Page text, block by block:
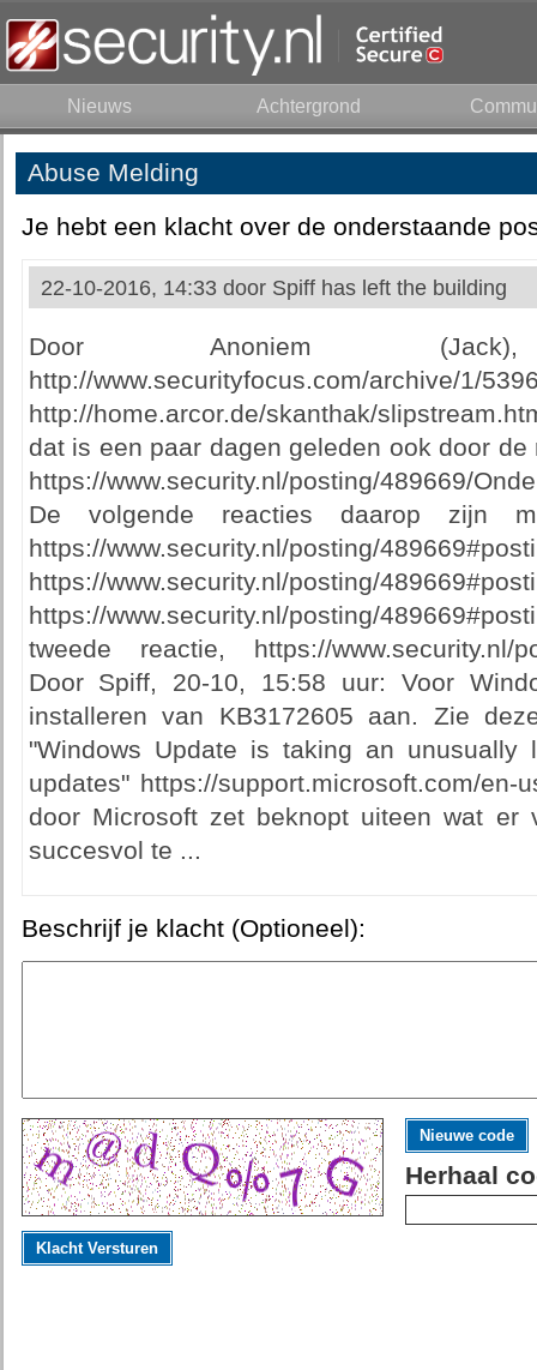
Nieuws Achtergrond
Abuse Melding
Je hebt een klacht over de onderstaande
22-10-2016, 14:33 door Spiff has left the building
Door Anoniem
http://www.securityfocus.com/archive/1/
http://home.arcor.de/skanthak/
dat is een paar dagen geleden ook door
https://www.security.nl/posting/489669/
De volgende reacties daarop zijn
https://www.security.nl/posting/
https://www.security.nl/posting/
https://www.security.nl/posting/
tweede reactie, https://www.security.nl/
Door Spiff, 20-10, 15:58 uur: Voor
installeren van KB3172605 aan. Zie
"Windows Update is taking an
updates" https://support.microsoft.com/en-
door Microsoft zet beknopt uiteen wat er
succesvol te ...
Beschrijf je klacht (Optioneel):
Nieuwe code
Herhaal
Klacht Versturen